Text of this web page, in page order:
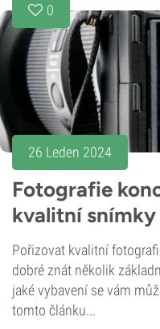
0
26 Leden 2024
Fotografie
kvalitní snímky
Pořizovat kvalitní
dobré znát několik
jaké vybavení se vám
tomto článku...